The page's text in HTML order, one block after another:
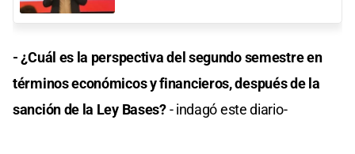
- ¿Cuál es la perspectiva del segundo semestre en
términos económicos y financieros, después de la
sanción de la Ley Bases?- indagó este diario-